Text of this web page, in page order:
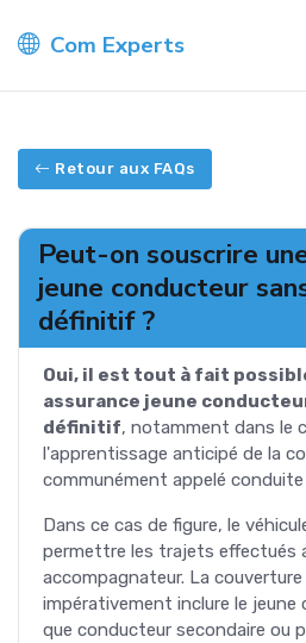
Com Experts
Retour aux FAQs
Peut-on souscrire
jeune conducteur
définitif ?
Oui, il est tout à fait
assurance jeune
définitif, notamment dans le
l'apprentissage anticipé de la
communément appelé
Dans ce cas de figure, le
permettre les trajets effectués
accompagnateur. La
impérativement inclure le
que conducteur secondaire ou